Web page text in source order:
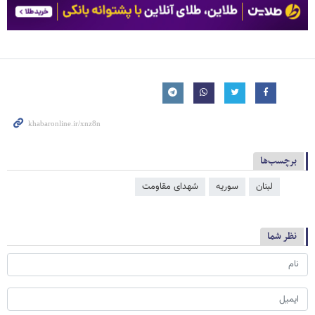
برچسب‌ها
لبنان سوریه شهدای مقاومت
نظر شما